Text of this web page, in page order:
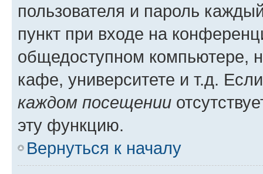
пользователя и пароль
пункт при входе на
общедоступном компьютере,
кафе, университете и т.д.
каждом посещении
эту функцию.
Вернуться к началу